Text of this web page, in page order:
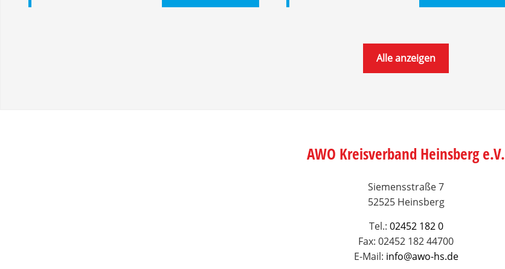
Alle anzeigen
AWO Kreisverband Heinsberg e.V.
Siemensstraße 7
52525 Heinsberg
Tel.: 02452 182 0
Fax: 02452 182 44700
E-Mail: info@awo-hs.de